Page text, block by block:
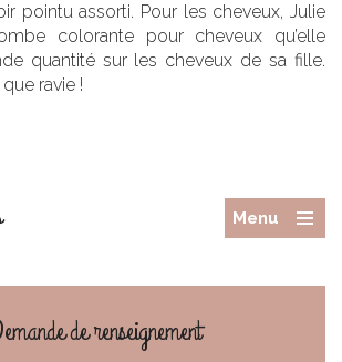
pointu assorti. Pour les cheveux, Julie
colorante pour cheveux qu’elle
quantité sur les cheveux de sa fille.
ravie !
Menu
de renseignement